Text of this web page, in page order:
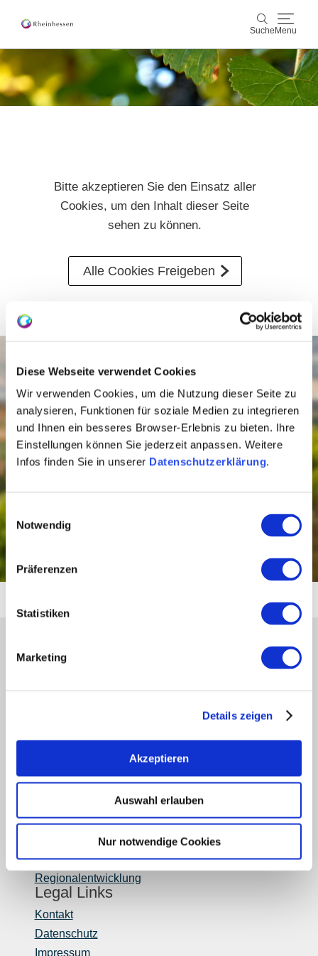
Diese Webseite verwendet Cookies
Wir verwenden Cookies, um die Nutzung dieser Seite zu
analysieren, Funktionen für soziale Medien zu integrieren
und Ihnen ein besseres Browser-Erlebnis zu bieten. Ihre
Einstellungen können Sie jederzeit anpassen. Weitere
Infos finden Sie in unserer Datenschutzerklärung.
Notwendig
Präferenzen
Statistiken
Marketing
Details zeigen
Akzeptieren
Auswahl erlauben
Nur notwendige Cookies
Suche Menu
Suche
Wein & Genuss
Veranstaltungen
Buchung & Service
ShopRheinhessen-Blog Karte
Bitte akzeptieren Sie den Einsatz aller
Cookies, um den Inhalt dieser Seite
sehen zu können.
Alle Cookies Freigeben
Naturerlebnis am
Alrheinsee
Entdecke auf dem Altrhein-Erlebnispfad bei
Eich die faszinierende Auenlandschaft
Rheinhessens. Der familienfreundliche
Rundweg führt dich vorbei an
Region Rheinhessen
Über uns
Rheinhessen AUSGEZEICHNET
Reiseführer
Newsletter
Regionalentwicklung
Legal Links
Kontakt
Datenschutz
Impressum